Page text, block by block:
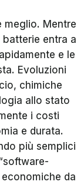
meglio. Mentre
entra a
e le
Evoluzioni
chimiche
allo stato
i costi
e durata.
più semplici
da